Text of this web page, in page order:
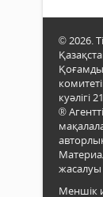
© 2026.
куәлігі
®
жасалуы
Меншік